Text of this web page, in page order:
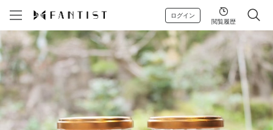
ログイン
閲覧履歴